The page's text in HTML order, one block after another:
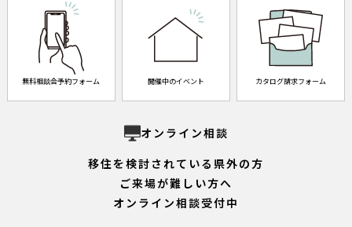
無料相談会予約フォーム 開催中のイベント カタログ請求フォーム
オンライン相談
移住を検討されている県外の方
ご来場が難しい方へ
オンライン相談受付中